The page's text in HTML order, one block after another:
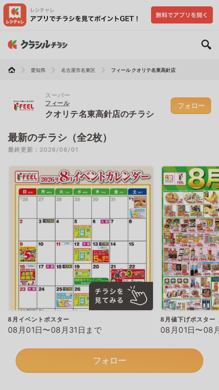
愛知県 名古屋市名東区 フィール クオリテ名東高針店
スーパー
フィール
クオリテ名東高針店のチラシ
フォロー
最新のチラシ（全2枚）
最終更新：2026/08/01
8月イベントポスター
08月01日〜08月31日まで
8月値下げポスター
08月01日〜08
フォロー